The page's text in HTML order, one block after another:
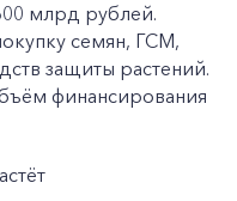
млрд рублей.
семян, ГСМ,
защиты растений.
финансирования